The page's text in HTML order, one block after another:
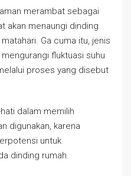
merambat sebagai
akan menaungi dinding
Ga cuma itu, jenis
fluktuasi suhu
proses yang disebut
dalam memilih
digunakan, karena
untuk
dinding rumah.